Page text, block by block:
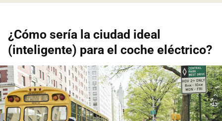
¿Cómo sería la ciudad ideal
(inteligente) para el coche eléctrico?